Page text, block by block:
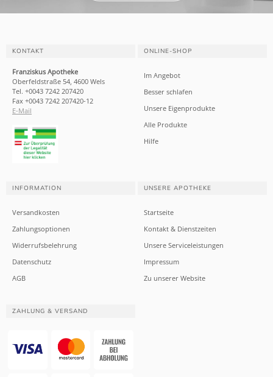
KONTAKT
Franziskus Apotheke
Oberfeldstraße 54, 4600 Wels
Tel. +0043 7242 207420
Fax +0043 7242 207420-12
E-Mail
ONLINE-SHOP
Im Angebot
Besser schlafen
Unsere Eigenprodukte
Alle Produkte
Hilfe
INFORMATION
Versandkosten
Zahlungsoptionen
Widerrufsbelehrung
Datenschutz
AGB
UNSERE APOTHEKE
Startseite
Kontakt & Dienstzeiten
Unsere Serviceleistungen
Impressum
Zu unserer Website
ZAHLUNG & VERSAND